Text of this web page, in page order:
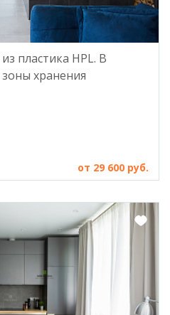
пластика HPL. В
хранения
от 29 600 руб.